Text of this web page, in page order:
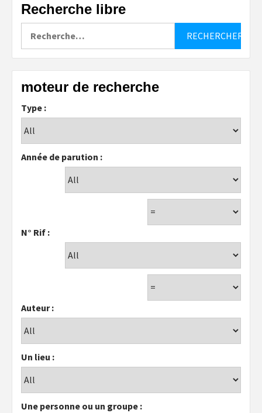
Recherche libre
moteur de recherche
Type :
Année de parution :
N° Rif :
Auteur :
Un lieu :
Une personne ou un groupe :